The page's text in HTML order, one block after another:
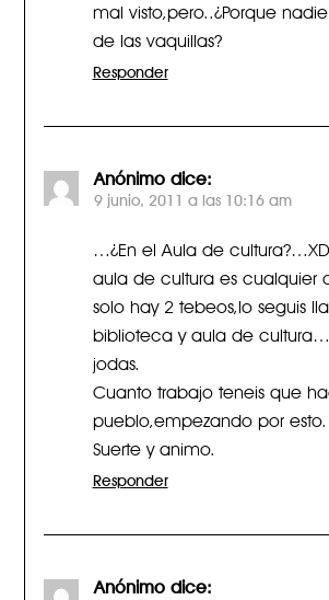
mal visto,pero..¿Porque
de las vaquillas?
Responder
Anónimo dice:
9 junio, 2011 a las 10:16 am
…¿En el Aula de
aula de cultura es cualquier
solo hay 2 tebeos,lo seguis
biblioteca y aula de
jodas.
Cuanto trabajo teneis que
pueblo,empezando por esto.
Suerte y animo.
Responder
Anónimo dice: